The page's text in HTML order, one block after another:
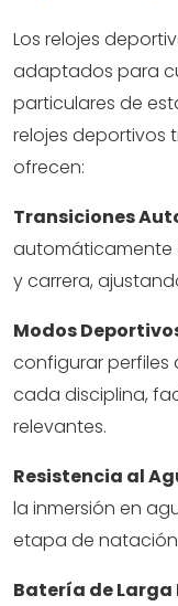
Los relojes
adaptados para
particulares de
relojes deportivos
ofrecen:
Transiciones
automáticamente
y carrera,
Modos
configurar
cada disciplina,
relevantes.
Resistencia al
la inmersión en
etapa de
Batería de Larga